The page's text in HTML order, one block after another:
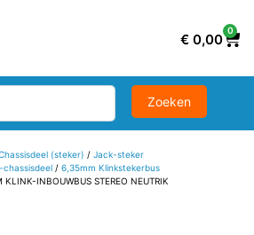
€ 0,00
0
(steker) / Jack-steker
/ 6,35mm Klinkstekerbus
INBOUWBUS STEREO NEUTRIK